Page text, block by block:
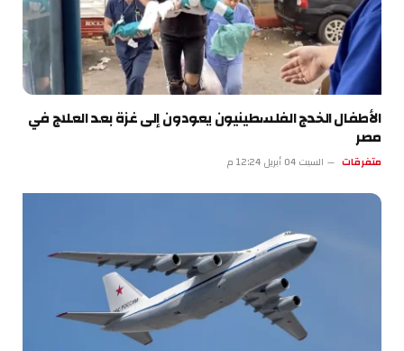
الأطفال الخدج الفلسطينيون يعودون إلى غزة بعد العلاج في
مصر
متفرقات السبت 04 أبريل 12:24 م